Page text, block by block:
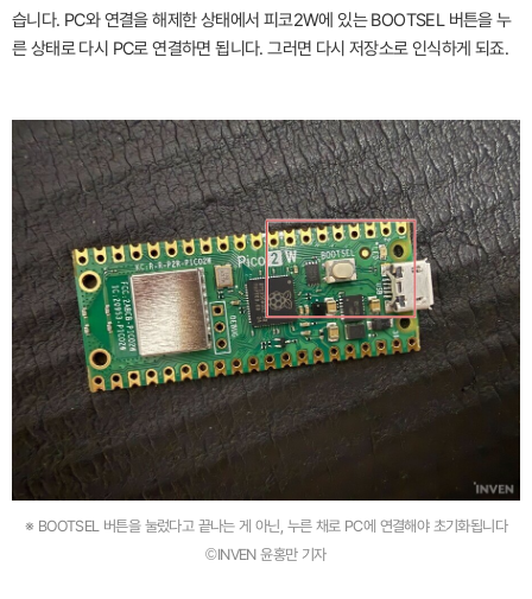
습니다. PC와 연결을 해제한 상태에서 피코2W에 있는 BOOTSEL 버튼을 누
른 상태로 다시 PC로 연결하면 됩니다. 그러면 다시 저장소로 인식하게 되죠.
※ BOOTSEL 버튼을 눌렀다고 끝나는 게 아닌, 누른 채로 PC에 연결해야 초기화됩니다
©INVEN 윤홍만 기자